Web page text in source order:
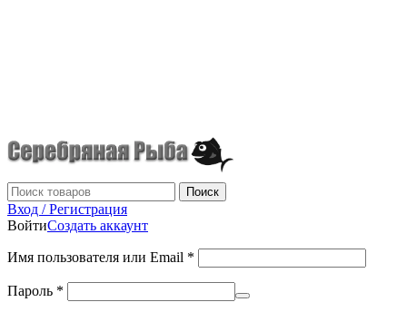
Поиск
Вход / Регистрация
ВойтиСоздать аккаунт
Имя пользователя или Email *
Пароль *